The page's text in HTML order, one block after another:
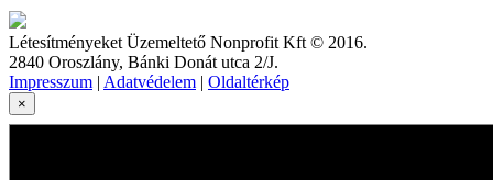
Létesítményeket Üzemeltető Nonprofit Kft © 2016.
2840 Oroszlány, Bánki Donát utca 2/J.
Impresszum | Adatvédelem | Oldaltérkép
×